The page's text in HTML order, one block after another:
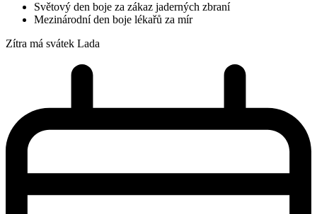
Světový den boje za zákaz jaderných zbraní
Mezinárodní den boje lékařů za mír
Zítra má svátek Lada